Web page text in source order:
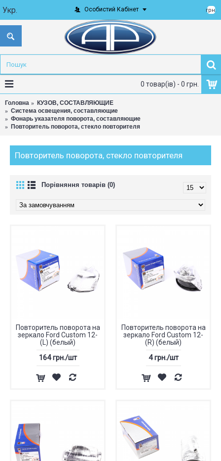
Укр. грн.
Особистий Кабінет
0 товар(ів) - 0 грн.
Головна
КУЗОВ, СОСТАВЛЯЮЩИЕ
Система освещения, составляющие
Фонарь указателя поворота, составляющие
Повторитель поворота, стекло повторителя
Повторитель поворота, стекло повторителя
Порівняння товарів (0)
Повторитель поворота на
зеркало Ford Custom 12-
(L) (белый)
164 грн./шт
Повторитель поворота на
зеркало Ford Custom 12-
(R) (белый)
4 грн./шт